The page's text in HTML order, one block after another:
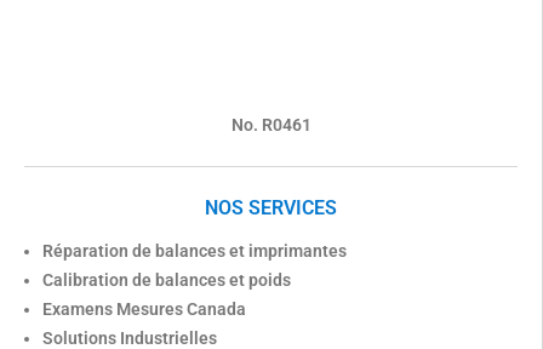
No. R0461
NOS SERVICES
Réparation de balances et imprimantes
Calibration de balances et poids
Examens Mesures Canada
Solutions Industrielles